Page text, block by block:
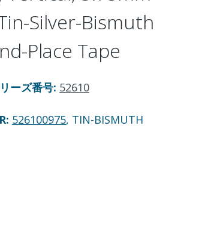
Silver-Bismuth
Place Tape
ーズ番号: 52610
: 526100975, TIN-BISMUTH